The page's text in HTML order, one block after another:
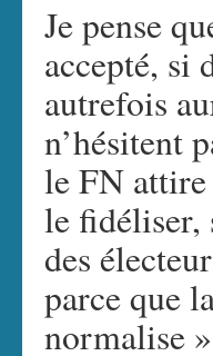
Je pense
accepté, si
autrefois
n’hésitent
le FN
le fidéliser,
des
parce que
normalise